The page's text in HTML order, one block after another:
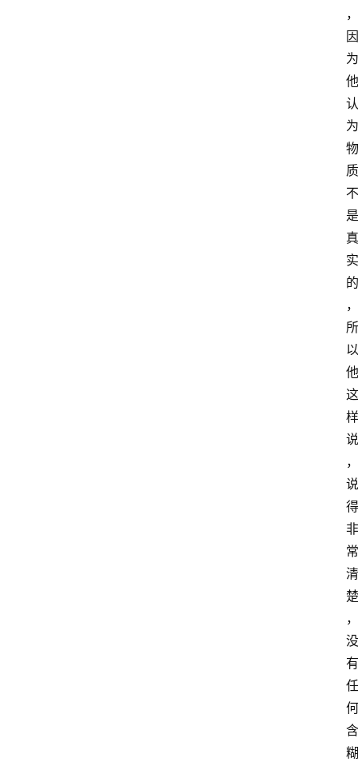
，
因
为
他
认
为
物
质
不
是
真
实
的
，
所
以
他
这
样
说
，
说
得
非
常
清
楚
，
没
有
任
何
含
糊